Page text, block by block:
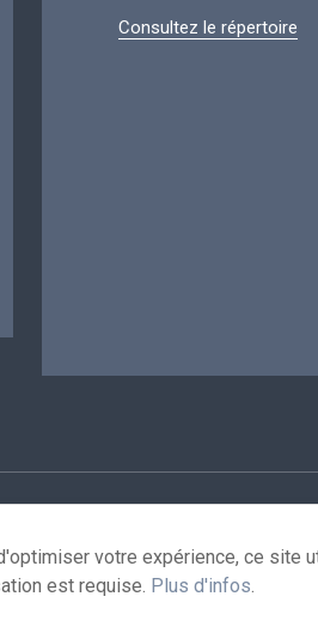
Consultez le répertoire
votre expérience, ce site
est requise. Plus d'infos.